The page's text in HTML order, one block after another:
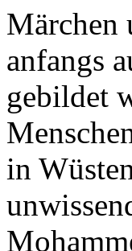
Märchen
anfangs
gebildet
in